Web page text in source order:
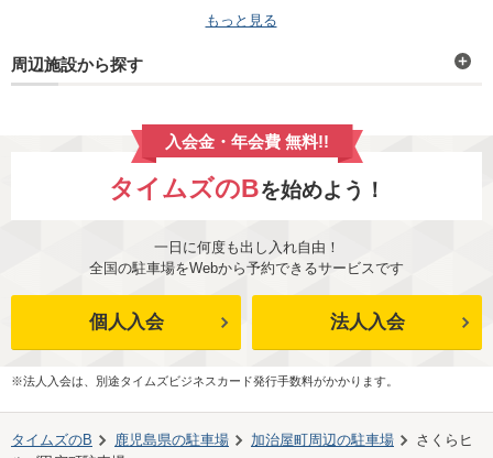
もっと見る
周辺施設から探す
入会金・年会費 無料!!
タイムズのBを始めよう！
一日に何度も出し入れ自由！
全国の駐車場をWebから予約できるサービスです
個人入会 法人入会
※法人入会は、別途タイムズビジネスカード発行手数料がかかります。
タイムズのB 鹿児島県の駐車場 加治屋町周辺の駐車場
さくらヒ